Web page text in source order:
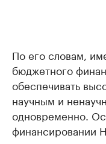
По его словам,
бюджетного
обеспечивать
научным и
одновременно.
финансировании